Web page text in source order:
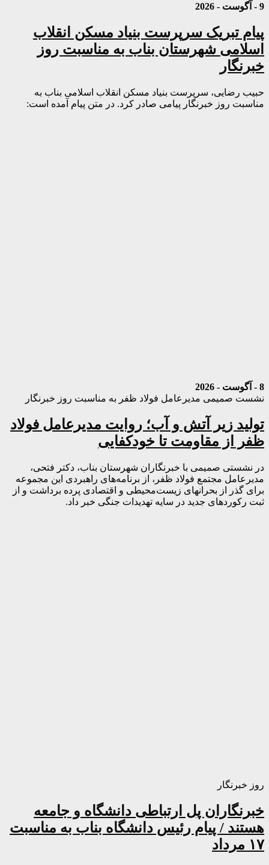
9 - آگوست - 2026
پیام تبریک سرپرست بنیاد مسکن انقلاب
اسلامی شهرستان بناب به مناسبت روز
خبرنگار
حبیب رضایی، سرپرست بنیاد مسکن انقلاب اسلامی بناب به
مناسبت روز خبرنگار پیامی صادر کرد. در متن پیام آمده است:
8 - آگوست - 2026
نشست صمیمی مدیرعامل فولاد ظفر به مناسبت روز خبرنگار
تولید زیر آتش و آب؛ روایت مدیرعامل فولاد
ظفر از مقاومت تا خودکفایی
در نشستی صمیمی با خبرنگاران شهرستان بناب، دکتر فتحی،
مدیرعامل مجتمع فولاد ظفر، از برنامه‌های راهبردی این مجموعه
برای گذر از بحرانهای زیست‌محیطی و اقتصادی پرده برداشت و از
ثبت رکوردهای جدید در سایه تهدیدات جنگی خبر داد.
روز خبرنگار
خبرنگاران پل ارتباطی دانشگاه و جامعه
هستند / پیام رئیس دانشگاه بناب به مناسبت
۱۷ مرداد